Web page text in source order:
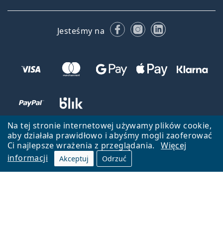
Na tej stronie internetowej używamy plików cookie,
aby działała prawidłowo i abyśmy mogli zaoferować
Ci najlepsze wrażenia z przeglądania.
Więcej
informacji
Akceptuj Odrzuć
Jesteśmy na FacebookuInstagramie
LinkedIn
Wróć do strony głównej